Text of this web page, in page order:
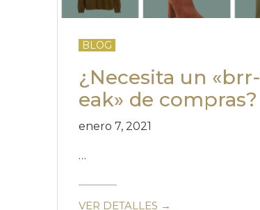
BLOG
¿Necesita un «brr-
eak» de compras?
enero 7, 2021
…
VER DETALLES →